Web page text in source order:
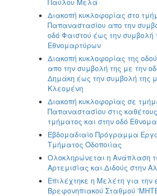
Διακοπή κυκλοφορίας στο
Παπαναστασίου απο την
οδό Φαιστού έως την συμβολή
Εθνομαρτύρων
Διακοπή κυκλοφορίας της
απο την συμβολή της με την
Δημάκη έως την συμβολή της
Κλεομένη
Διακοπή κυκλοφορίας σε
Παπαναστασίου στις
τμήματος και στην οδό
Εβδομαδιαίο Πρόγραμμα
Τμήματος Οδοποιίας
Ολοκληρώνεται η Ανάπλαση
Αρτεμισίας και Διδούς στην
Επιλέχτηκε η Μελέτη για την
Βρεφονηπιακού Σταθμού